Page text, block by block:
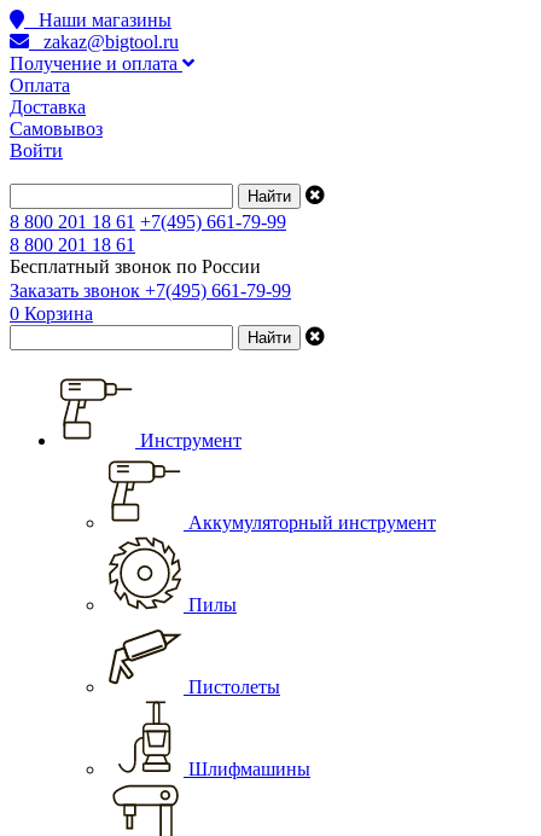
Наши магазины
zakaz@bigtool.ru
Получение и оплата
Оплата
Доставка
Самовывоз
Войти
8 800 201 18 61 +7(495) 661-79-99
8 800 201 18 61
Бесплатный звонок по России
Заказать звонок +7(495) 661-79-99
0 Корзина
Инструмент
Аккумуляторный инструмент
Пилы
Пистолеты
Шлифмашины